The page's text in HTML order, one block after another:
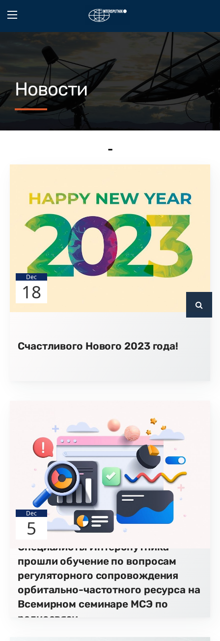
Новости
-
Dec
18
Счастливого Нового 2023 года!
Dec
5
Специалисты Интерспутника
прошли обучение по вопросам
регуляторного сопровождения
орбитально-частотного ресурса на
Всемирном семинаре МСЭ по
радиосвязи